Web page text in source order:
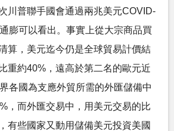
川普聯手國會通過兩兆美元COVID-
膨可以看出。事實上從大宗商品買
算，美元迄今仍是全球貿易計價結
重約40%，遠高於第二名的歐元近
各國為支應外貿所需的外匯儲備中
，而外匯交易中，用美元交易的比
有些國家又動用儲備美元投資美國